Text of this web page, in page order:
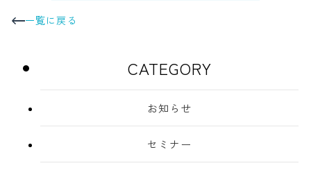
一覧に戻る
CATEGORY
お知らせ
セミナー